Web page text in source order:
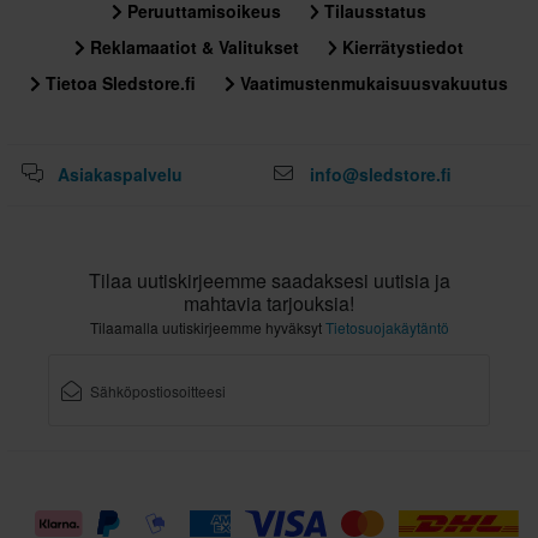
Peruuttamisoikeus
Tilausstatus
Reklamaatiot & Valitukset
Kierrätystiedot
Tietoa Sledstore.fi
Vaatimustenmukaisuusvakuutus
Asiakaspalvelu info@sledstore.fi
Tilaa uutiskirjeemme saadaksesi uutisia ja
mahtavia tarjouksia!
Tilaamalla uutiskirjeemme hyväksytTietosuojakäytäntö